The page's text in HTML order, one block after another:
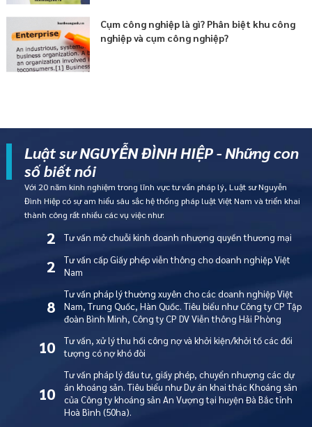
Cụm công nghiệp là gì? Phân biệt khu công
nghiệp và cụm công nghiệp?
Luật sư NGUYỄN ĐÌNH HIỆP - Những con
số biết nói
Với 20 năm kinh nghiệm trong lĩnh vực tư vấn pháp lý, Luật sư Nguyễn
Đình Hiệp có sự am hiểu sâu sắc hệ thống pháp luật Việt Nam và triển khai
thành công rất nhiều các vụ việc như:
2 Tư vấn mở chuỗi kinh doanh nhượng quyền thương mại
2
Tư vấn cấp Giấy phép viễn thông cho doanh nghiệp Việt
Nam
8
Tư vấn pháp lý thường xuyên cho các doanh nghiệp Việt
Nam, Trung Quốc, Hàn Quốc. Tiêu biểu như Công ty CP Tập
đoàn Bình Minh, Công ty CP DV Viễn thông Hải Phòng
10
Tư vấn, xử lý thu hồi công nợ và khởi kiện/khởi tố các đối
tượng có nợ khó đòi
10
Tư vấn pháp lý đầu tư, giấy phép, chuyển nhượng các dự
án khoáng sản. Tiêu biểu như Dự án khai thác Khoáng sản
của Công ty khoáng sản An Vượng tại huyện Đà Bắc tỉnh
Hoà Bình (50ha).